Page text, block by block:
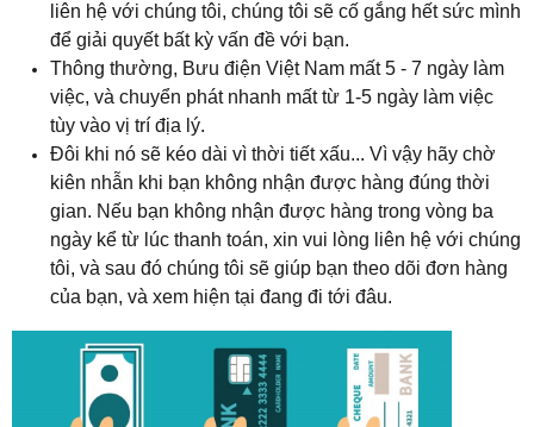
liên hệ với chúng tôi, chúng tôi sẽ cố gắng hết sức mình
để giải quyết bất kỳ vấn đề với bạn.
Thông thường, Bưu điện Việt Nam mất 5 - 7 ngày làm
việc, và chuyển phát nhanh mất từ 1-5 ngày làm việc
tùy vào vị trí địa lý.
Đôi khi nó sẽ kéo dài vì thời tiết xấu... Vì vậy hãy chờ
kiên nhẫn khi bạn không nhận được hàng đúng thời
gian. Nếu bạn không nhận được hàng trong vòng ba
ngày kể từ lúc thanh toán, xin vui lòng liên hệ với chúng
tôi, và sau đó chúng tôi sẽ giúp bạn theo dõi đơn hàng
của bạn, và xem hiện tại đang đi tới đâu.